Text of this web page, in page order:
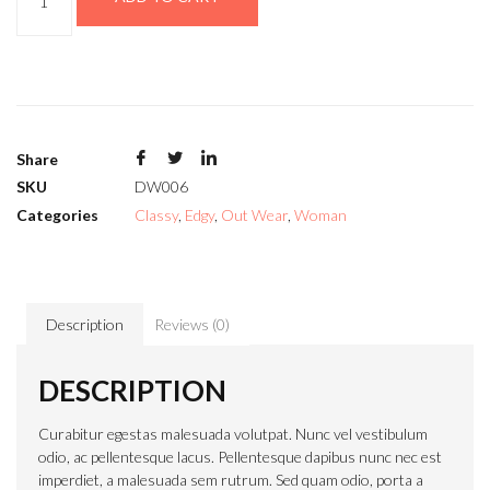
Share
SKU
DW006
Categories
Classy, Edgy, Out Wear, Woman
Description Reviews (0)
DESCRIPTION
Curabitur egestas malesuada volutpat. Nunc vel vestibulum
odio, ac pellentesque lacus. Pellentesque dapibus nunc nec est
imperdiet, a malesuada sem rutrum. Sed quam odio, porta a